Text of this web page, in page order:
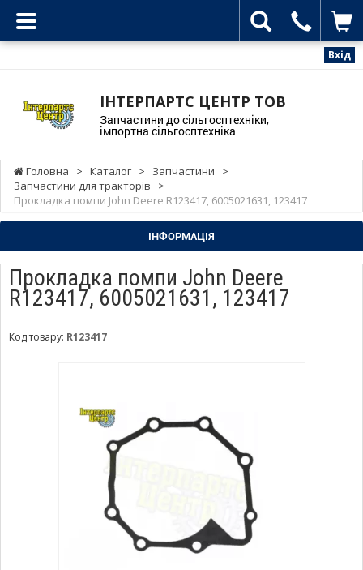
Вхід
ІНТЕРПАРТС ЦЕНТР ТОВ
Запчастини до сільгосптехніки,
імпортна сільгосптехніка
Головна > Каталог > Запчастини
>
Запчастини для тракторів
>
Прокладка помпи John Deere R123417, 6005021631, 123417
ІНФОРМАЦІЯ
Прокладка помпи John Deere
R123417, 6005021631, 123417
Код товару: R123417